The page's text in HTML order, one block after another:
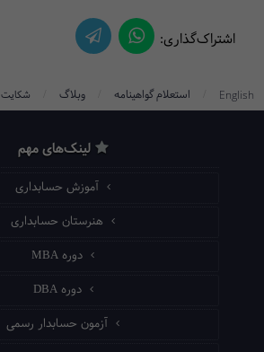
اشتراک‌گذاری:
English استعلام گواهینامه وبلاگ شکایت
لینک‌های مهم
آموزش حسابداری
هنرستان حسابداری
دوره MBA
دوره DBA
آزمون حسابدار رسمی